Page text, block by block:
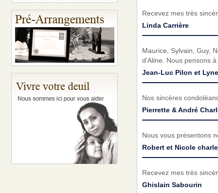
Recevez mes très
Linda Carrière
Maurice, Sylvain, Guy,
d’Aline. Nous pensons
Jean-Luc Pilon et
Nos sincères
Pierrette & André
Nous vous présentons
Robert et Nicole
Recevez mes très
Ghislain Sabourin